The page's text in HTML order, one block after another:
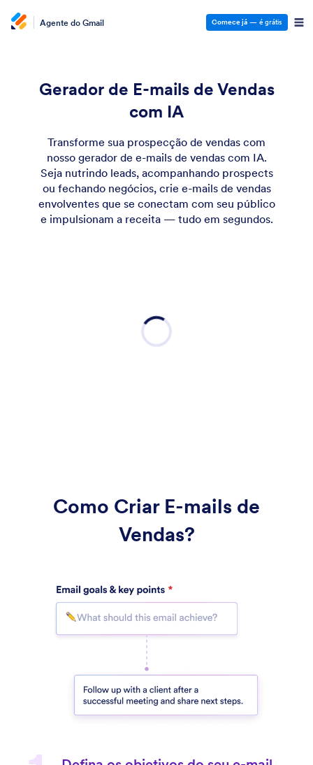
Agente do Gmail Comece já — é grátis
Gerador de E-mails de Vendas
com IA
Transforme sua prospecção de vendas com
nosso gerador de e-mails de vendas com IA.
Seja nutrindo leads, acompanhando prospects
ou fechando negócios, crie e-mails de vendas
envolventes que se conectam com seu público
e impulsionam a receita — tudo em segundos.
Como Criar E-mails de
Vendas?